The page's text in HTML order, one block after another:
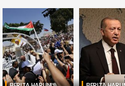
Prabowo Aktif
Bebaskan
Greta
Thunberg
yang
Ditangkap
Israel
Senjata
Gaza